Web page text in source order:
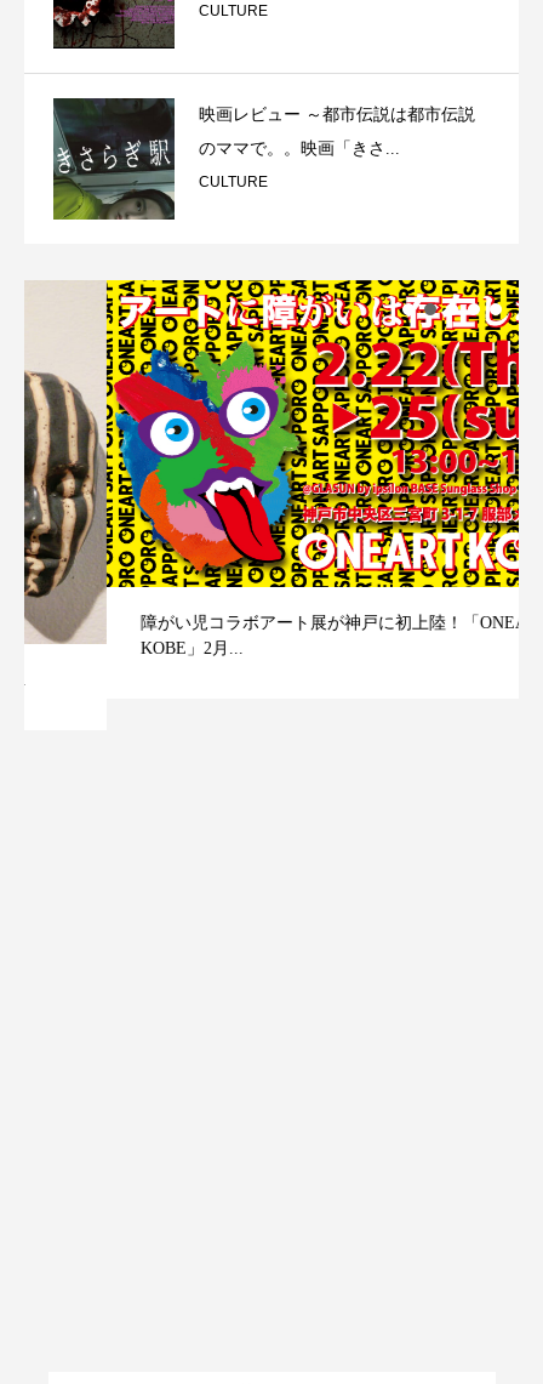
CULTURE
映画レビュー ～都市伝説は都市伝説
のママで。。映画「きさ...
CULTURE
障がい児コラボアート展が神戸に初上陸！「ONEART
KOBE」2月...